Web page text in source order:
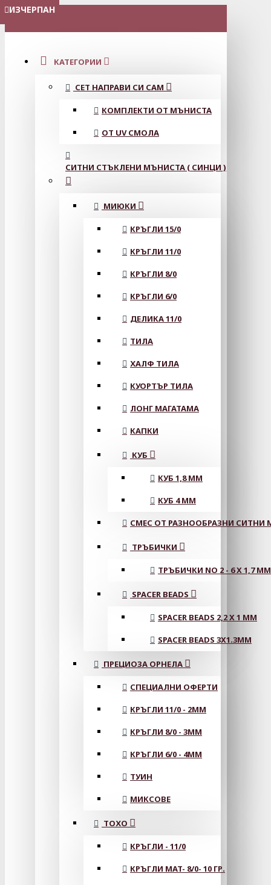
МЕНЮ
КАТЕГОРИИ
СЕТ НАПРАВИ СИ САМ
КОМПЛЕКТИ ОТ МЪНИСТА
ОТ UV СМОЛА
СИТНИ СТЪКЛЕНИ МЪНИСТА ( СИНЦИ )
МИЮКИ
КРЪГЛИ 15/0
КРЪГЛИ 11/0
КРЪГЛИ 8/0
КРЪГЛИ 6/0
ДЕЛИКА 11/0
ТИЛА
ХАЛФ ТИЛА
КУОРТЪР ТИЛА
ЛОНГ МАГАТАМА
КАПКИ
КУБ
КУБ 1,8 ММ
КУБ 4 ММ
СМЕС ОТ РАЗНООБРАЗНИ СИТНИ
ТРЪБИЧКИ
ТРЪБИЧКИ NO 2 - 6 X 1,7 MM
SPACER BEADS
SPACER BEADS 2,2 X 1 MM
SPACER BEADS 3X1.3MM
ПРЕЦИОЗА ОРНЕЛА
СПЕЦИАЛНИ ОФЕРТИ
КРЪГЛИ 11/0 - 2MM
КРЪГЛИ 8/0 - 3MM
КРЪГЛИ 6/0 - 4MM
ТУИН
МИКСОВЕ
ТОХО
КРЪГЛИ - 11/0
КРЪГЛИ MAT- 8/0- 10 ГР.
ИЗЧЕРПАН
ИЗЧЕРПАН
ИЗЧЕРПАН
ИЗЧЕРПАН